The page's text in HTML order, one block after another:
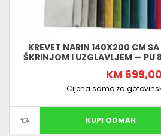
KREVET NARIN 140X200 CM
ŠKRINJOM I UZGLAVLJEM — PU
KM 699,00
Cijena samo za
KUPI ODMAH